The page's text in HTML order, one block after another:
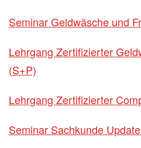
Seminar Geldwäsche und
Lehrgang Zertifizierter
(S+P)
Lehrgang Zertifizierter
Seminar Sachkunde